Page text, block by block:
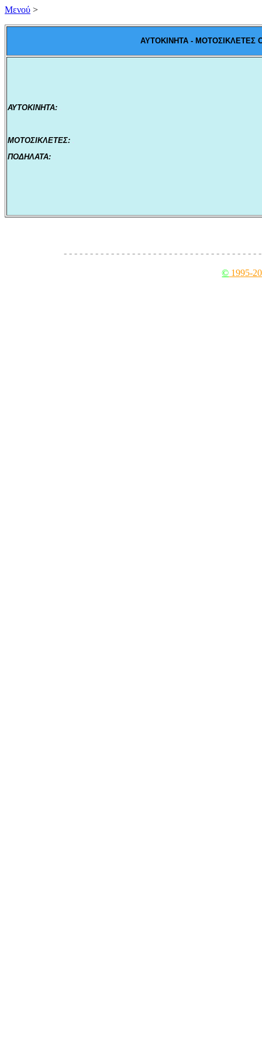
Mενού >
AYTOKINHTA -
ΑΥΤΟΚΙΝΗΤΑ:
ΜΟΤΟΣΙΚΛΕΤΕΣ:
ΠΟΔΗΛΑΤΑ:
- - - - - - - - - - - - - - - - - - - - - - - - - - - - - - - - - - - -
© 1995-